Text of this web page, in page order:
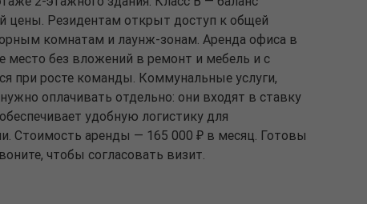
цены. Резидентам открыт доступ к общей
комнатам и лаунж-зонам. Аренда офиса в
место без вложений в ремонт и мебель и с
при росте команды. Коммунальные услуги,
оплачивать отдельно: они входят в ставку
удобную логистику для
Стоимость аренды — 165 000 ₽ в месяц. Готовы
чтобы согласовать визит.